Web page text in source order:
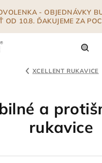
- OBJEDNÁVKY
OD 10.8. ĎAKUJEME ZA
XCELLENT RUKAVICE
a
rukavice